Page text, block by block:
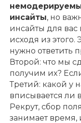
инсайты, но
инсайты для
исходя из
нужно ответить
Второй: что мы
получим их?
Третий: какой у
вписывается ли
Рекрут, сбор
занимает время,